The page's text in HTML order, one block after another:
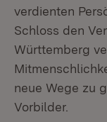
verdienten
Schloss den
Württemberg
neue Wege zu
Vorbilder.